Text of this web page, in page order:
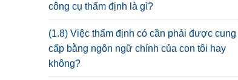
công cụ thẩm định là gì?
(1.8) Việc thẩm định có cần phải được cung
cấp bằng ngôn ngữ chính của con tôi hay
không?